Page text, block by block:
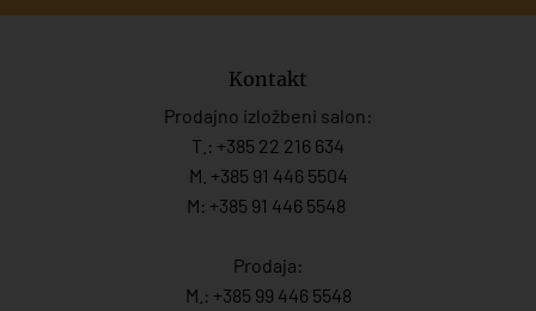
Kontakt
Prodajno izložbeni salon:
T.: +385 22 216 634
M. +385 91 446 5504
M: +385 91 446 5548
Prodaja:
M.: +385 99 446 5548